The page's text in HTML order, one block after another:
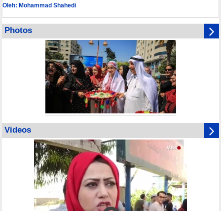
Oleh: Mohammad Shahedi
Photos
Videos